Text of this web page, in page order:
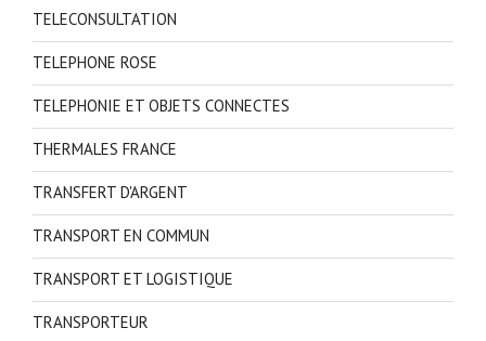
TELECONSULTATION
TELEPHONE ROSE
TELEPHONIE ET OBJETS CONNECTES
THERMALES FRANCE
TRANSFERT D'ARGENT
TRANSPORT EN COMMUN
TRANSPORT ET LOGISTIQUE
TRANSPORTEUR